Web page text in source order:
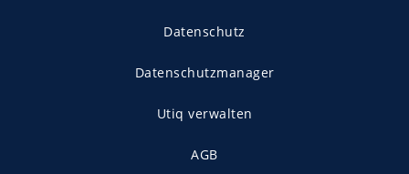
Datenschutz
Datenschutzmanager
Utiq verwalten
AGB